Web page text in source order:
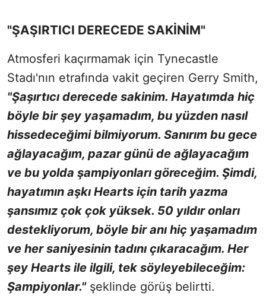
"ŞAŞIRTICI DERECEDE SAKİNİM"
Atmosferi kaçırmamak için Tynecastle
Stadı'nın etrafında vakit geçiren Gerry Smith,
"Şaşırtıcı derecede sakinim. Hayatımda hiç
böyle bir şey yaşamadım, bu yüzden nasıl
hissedeceğimi bilmiyorum. Sanırım bu gece
ağlayacağım, pazar günü de ağlayacağım
ve bu yolda şampiyonları göreceğim. Şimdi,
hayatımın aşkı Hearts için tarih yazma
şansımız çok çok yüksek. 50 yıldır onları
destekliyorum, böyle bir anı hiç yaşamadım
ve her saniyesinin tadını çıkaracağım. Her
şey Hearts ile ilgili, tek söyleyebileceğim:
Şampiyonlar."şeklinde görüş belirtti.